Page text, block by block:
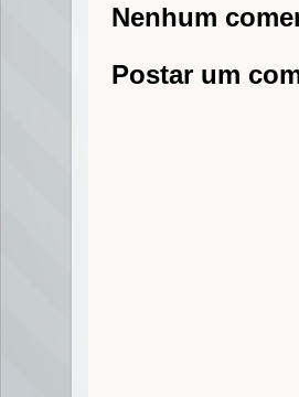
Nenhum
Postar um